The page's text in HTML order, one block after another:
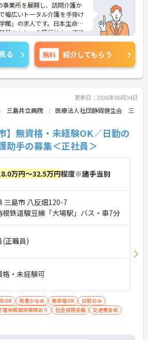
業所を展開し、訪問介護か
幅広いトータル介護を手掛け
館」の求人です。日本生命グ
盤のもと、介護福祉士の資格
ャリアアップできる環境が整
円の資格手当が支給され
にサービス管理者や拠点管理
と進むための「サービス管理
支援制度が魅力です。20～30
方も安心できる最大2万円の勤
度などの福利厚生を完備して
育所の利用や10～18歳のお子
ライフステージの変化にも対
ホームでの1対1の丁寧なケア
を感じながら、確かなキャリ
さの両方を手に入れられる職
活かし、さらなる高みを目指
しい職場への不安をしっかり
ット9名の少人数制グループホ
1対1で深く関わるケアが叶う
ゆくはサービス管理者研修を
マネジャーへステップアップ
マップが用意されています
。希望を考慮したシフト作成
る有給休暇など、無理なく働
す。特に子育て支援が手厚
を対象とした『子ども手当』
の利用手当（月1万円）など
体調不良時には家族愛休暇も
ージが変わっても安心のサポ
る 無料 紹介してもらう
更新日：2026年06月04日
三島共立病院
医療法人社団静岡健生会 三
】無資格・未経験OK／日勤の
助手の募集＜正社員＞
万円～32.5万円程度※諸手当別
三島市 八反畑120-7
根鉄道駿豆線「大場駅」バス・車7分
(正職員)
・未経験可
OK 残業少なめ 無資格OK
日勤のみ
護休暇取得実績あり 社会保険完備
交通費支給